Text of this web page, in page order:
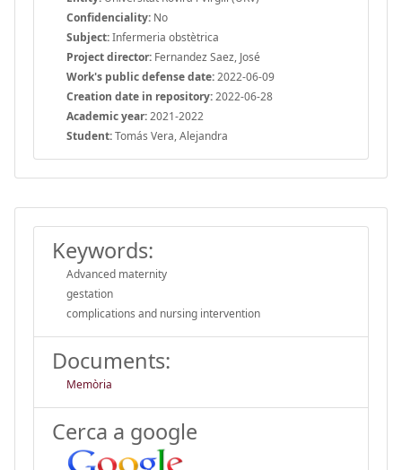
Confidenciality: No
Subject:Infermeria obstètrica
Project director: Fernandez Saez, José
Work's public defense date:2022-06-09
Creation date in repository:2022-06-28
Academic year:2021-2022
Student:Tomás Vera, Alejandra
Keywords:
Advanced maternity
gestation
complications and nursing intervention
Documents:
Memòria
Cerca a google